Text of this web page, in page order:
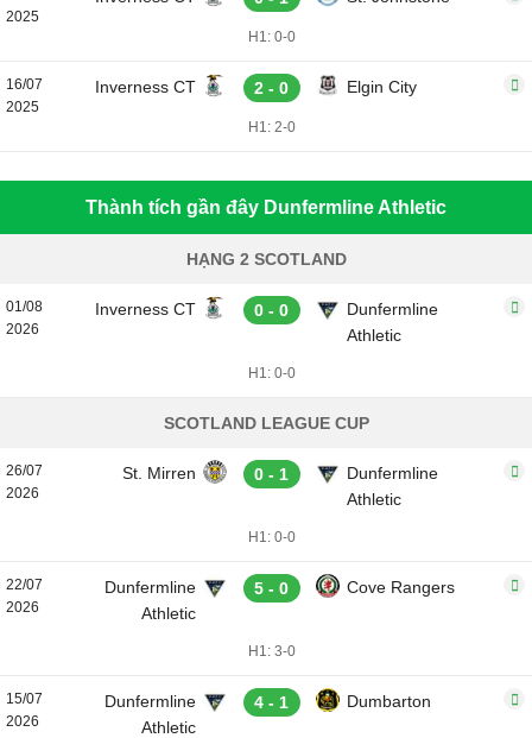
2025
H1: 0-0
16/07
2025
Inverness CT 2 - 0 Elgin City
H1: 2-0
Thành tích gần đây Dunfermline Athletic
HẠNG 2 SCOTLAND
01/08
2026
Inverness CT 0 - 0
Dunfermline
Athletic
H1: 0-0
SCOTLAND LEAGUE CUP
26/07
2026
St. Mirren 0 - 1
Dunfermline
Athletic
H1: 0-0
22/07
2026
Dunfermline
Athletic
5 - 0 Cove Rangers
H1: 3-0
15/07
2026
Dunfermline
Athletic
4 - 1 Dumbarton